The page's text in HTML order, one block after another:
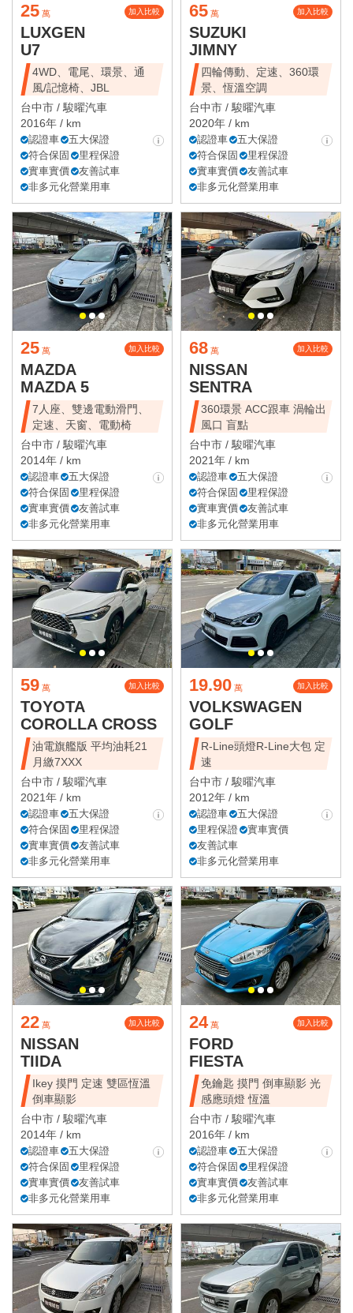
25 萬 加入比較
LUXGEN
U7
4WD、電尾、環景、通
風/記憶椅、JBL
台中市 /駿曜汽車
2016年 / km
認證車
五大保證
符合保固
里程保證
實車實價
友善試車
非多元化營業用車
65 萬 加入比較
SUZUKI
JIMNY
四輪傳動、定速、360環
景、恆溫空調
台中市 /駿曜汽車
2020年 / km
認證車
五大保證
符合保固
里程保證
實車實價
友善試車
非多元化營業用車
25 萬 加入比較
MAZDA
MAZDA 5
7人座、雙邊電動滑門、
定速、天窗、電動椅
台中市 /駿曜汽車
2014年 / km
認證車
五大保證
符合保固
里程保證
實車實價
友善試車
非多元化營業用車
68 萬 加入比較
NISSAN
SENTRA
360環景 ACC跟車 渦輪出
風口 盲點
台中市 /駿曜汽車
2021年 / km
認證車
五大保證
符合保固
里程保證
實車實價
友善試車
非多元化營業用車
59 萬 加入比較
TOYOTA
COROLLA CROSS
油電旗艦版 平均油耗21
月繳7XXX
台中市 /駿曜汽車
2021年 / km
認證車
五大保證
符合保固
里程保證
實車實價
友善試車
非多元化營業用車
19.90 萬 加入比較
VOLKSWAGEN
GOLF
R-Line頭燈R-Line大包 定
速
台中市 /駿曜汽車
2012年 / km
認證車
五大保證
里程保證
實車實價
友善試車
非多元化營業用車
22 萬 加入比較
NISSAN
TIIDA
Ikey 摸門 定速 雙區恆溫
倒車顯影
台中市 /駿曜汽車
2014年 / km
認證車
五大保證
符合保固
里程保證
實車實價
友善試車
非多元化營業用車
24 萬 加入比較
FORD
FIESTA
免鑰匙 摸門 倒車顯影 光
感應頭燈 恆溫
台中市 /駿曜汽車
2016年 / km
認證車
五大保證
符合保固
里程保證
實車實價
友善試車
非多元化營業用車